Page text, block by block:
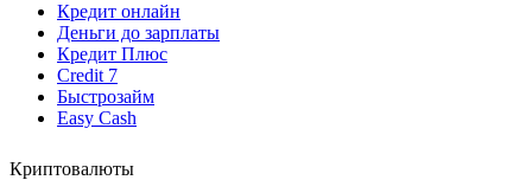
Кредит онлайн
Деньги до зарплаты
Кредит Плюс
Credit 7
Быстрозайм
Easy Cash
Криптовалюты